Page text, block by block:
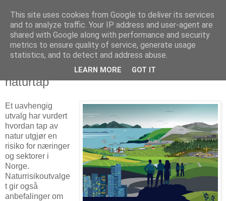
Arkitektur & Miljøteknologi
12 februar 2024
Offentlig utredning om risikoen ved
naturtap
Et uavhengig
utvalg har vurdert
hvordan tap av
natur utgjør en
risiko for næringer
og sektorer i
Norge.
Naturrisikoutvalge
t gir også
anbefalinger om
This site uses cookies from Google to deliver its services
and to analyze traffic. Your IP address and user-agent are
shared with Google along with performance and security
metrics to ensure quality of service, generate usage
statistics, and to detect and address abuse.
LEARN MORE GOT IT